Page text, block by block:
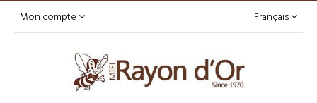
Français
Mon compte